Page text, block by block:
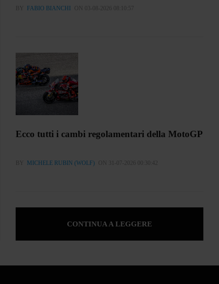
BY FABIO BIANCHI ON 03-08-2026 08:10:57
Ecco tutti i cambi regolamentari della MotoGP
BY MICHELE RUBIN (WOLF) ON 31-07-2026 00:30:42
CONTINUA A LEGGERE